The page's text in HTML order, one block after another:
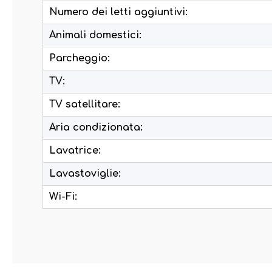
Numero dei letti aggiuntivi:
Animali domestici:
Parcheggio:
TV:
TV satellitare:
Aria condizionata:
Lavatrice:
Lavastoviglie:
Wi-Fi: